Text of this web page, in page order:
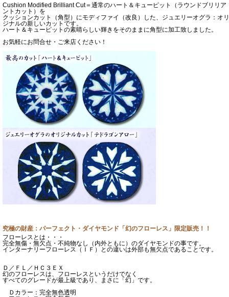
Cushion Modified Brilliant Cut＝通常のハート＆キューピット（ラウンドブリリア
ントカット）を
クッションカット（角型）にモディファイ（改良）した、ジュエリーオグラ：オリ
ジナルの新しいカットです。
ハート＆キューピットの素晴らしい輝きをそのままに角型に加工致しました。
お気軽にお問合せ・ご来店ください！
究極の財産：パーフェクト・ダイヤモンド「幻のフローレス」限定販売！！
フローレスとは・・・
完全無傷・無欠点・不純物なし（内外ともに）のダイヤモンドの事です。
インターナリーフローレス（ＩＦ）との違いは外部も無欠点であることです。
Ｄ／ＦＬ／ＨＣ３ＥＸ
幻のフローレスは、フローレスというだけでなく
すべてのグレードが最上級であり、まさに「幻」です。
Ｄカラー：完全無色透明